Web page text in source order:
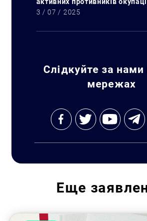
3 / 07 / 2025
Слідкуйте за
мережах
Еще